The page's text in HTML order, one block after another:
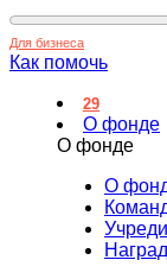
Для бизнеса
Как помочь
29
О фонде
О фонде
О